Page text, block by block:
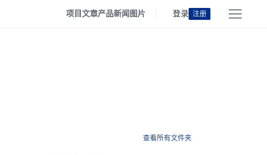
项目文章产品新闻 图片 登录 注册
查看所有文件夹